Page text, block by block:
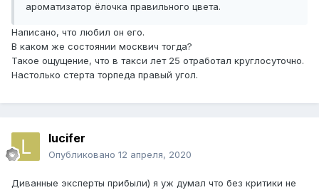
ароматизатор ёлочка правильного цвета.
Написано, что любил он его.
В каком же состоянии москвич тогда?
Такое ощущение, что в такси лет 25 отработал круглосуточно.
Настолько стерта торпеда правый угол.
lucifer
Опубликовано 12 апреля, 2020
Диванные эксперты прибыли) я уж думал что без критики не